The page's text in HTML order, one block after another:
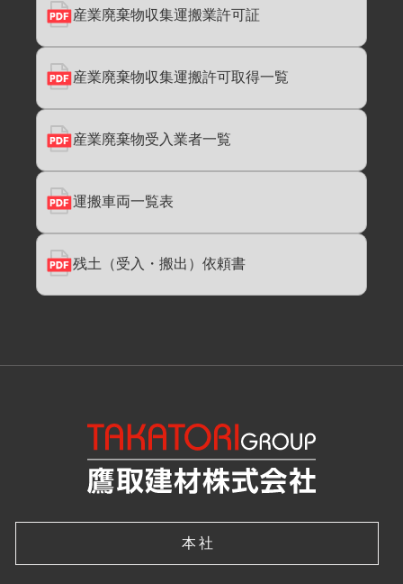
産業廃棄物収集運搬業許可証
産業廃棄物収集運搬許可取得一覧
産業廃棄物受入業者一覧
運搬車両一覧表
残土（受入・搬出）依頼書
本 社